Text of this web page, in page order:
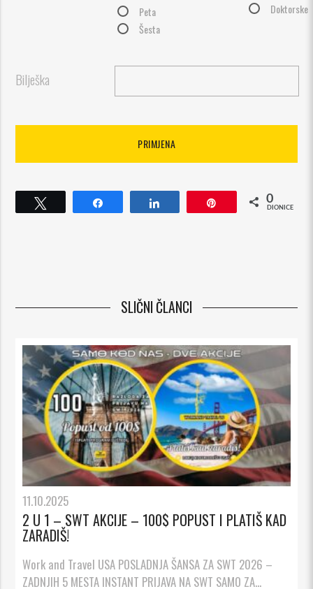
Peta
Šesta
Doktorske
Bilješka
0
DIONICE
SLIČNI ČLANCI
11.10.2025
2 U 1 – SWT AKCIJE – 100$ POPUST I PLATIŠ KAD
ZARADIŠ!
Work and Travel USA POSLADNJA ŠANSA ZA SWT 2026 –
ZADNJIH 5 MESTA INSTANT PRIJAVA NA SWT SAMO ZA...